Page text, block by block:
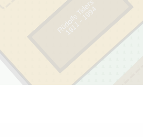
Rūdolfs Tiders
1
9
1
1
-
1
9
9
4